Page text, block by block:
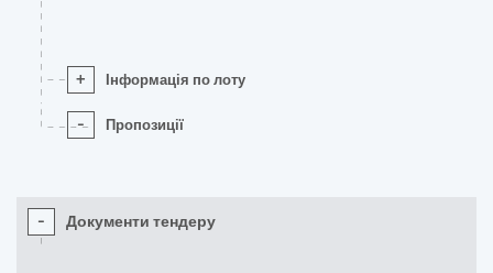
+ Інформація по лоту
- Пропозиції
- Документи тендеру